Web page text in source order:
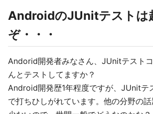
AndroidのJUnitテストは
ぞ・・・
Andorid開発者みなさん、JUnitテスト
んとテストしてますか？
Android開発歴1年程度ですが、JUnitテ
で打ちひしがれています。他の分野の